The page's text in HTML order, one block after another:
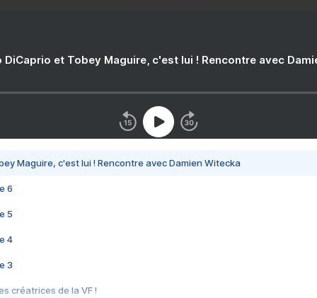
DiCaprio et Tobey Maguire, c'est lui ! Rencontre avec
Maguire, c'est lui ! Rencontre avec Damien Witecka
6
5
4
3
créatrices de la VF !